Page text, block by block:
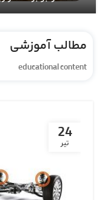
مطالب آموزشی
educational content
24
تیر